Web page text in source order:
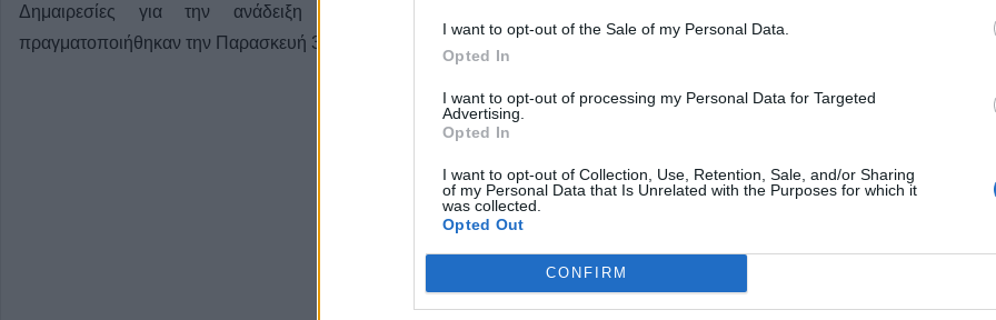
I want to opt-out of the Sale of my Personal Data.
Opted In
I want to opt-out of processing my Personal Data for Targeted
Advertising.
Opted In
I want to opt-out of Collection, Use, Retention, Sale, and/or Sharing
of my Personal Data that Is Unrelated with the Purposes for which it
was collected.
Opted Out
CONFIRM
Δημαιρεσίες για την ανάδειξη νέου προεδρείου του Δημοτικού Συμβουλίου Παλαμά
πραγματοποιήθηκαν την Παρασκευή 3 Ιουλίου, όπως και εκλογή των μελών της Δημοτικής επιτροπής.
πανηγύρια και
θέμα τα κοινά
Λαμία:
μεγάλο
7 Αυγούστου 2026, 21:19